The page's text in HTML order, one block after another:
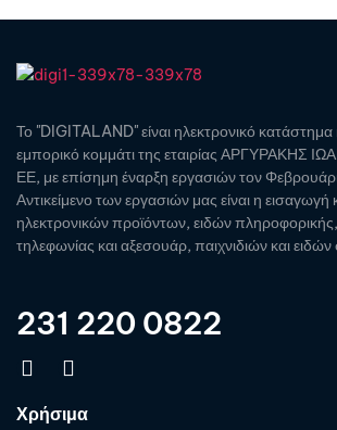
Το "DIGITALAND" είναι ηλεκτρονικό κατάστημα
εμπορικό κομμάτι της εταιρίας ΑΡΓΥΡΑΚΗΣ
ΕΕ, με επίσημη έναρξη εργασιών τον
Αντικείμενο των εργασιών μας είναι η εισαγωγή
ηλεκτρονικών προϊόντων, ειδών πληροφορικής,
τηλεφωνίας και αξεσουάρ, παιχνιδιών και ειδών
231 220 0822
Χρήσιμα